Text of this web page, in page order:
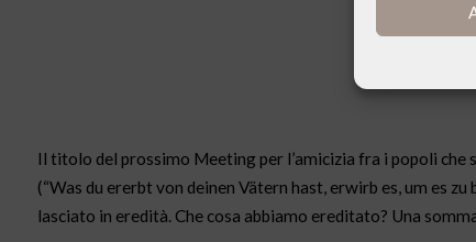
Il titolo del prossimo Meeting per l’amicizia fra i popoli che
(“Was du ererbt von deinen Vätern hast, erwirb es, um es
lasciato in eredità. Che cosa abbiamo ereditato? Una